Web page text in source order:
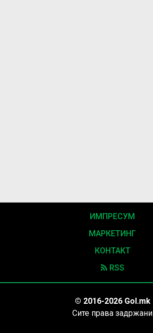
ИМПРЕСУМ
МАРКЕТИНГ
КОНТАКТ
RSS
© 2016-2026 Gol.mk
Сите права задржани